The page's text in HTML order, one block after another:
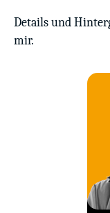
Details und
mir.